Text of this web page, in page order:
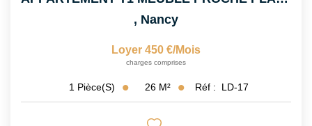
, Nancy
Loyer 450 €/mois
charges comprises
1 Pièce(s) 26 M² Réf : LD-17